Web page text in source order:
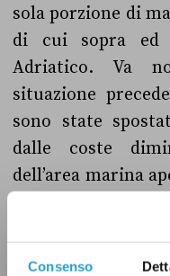
Consenso
sola porzione di
di cui sopra ed
Adriatico. Va
situazione
sono state
dalle coste
dell’area marina
2 precisa che
139.656 kmq
kmq. Per chi